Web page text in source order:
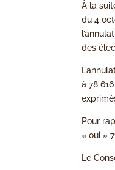
À la
du 4
des
à 78
Pour
« oui »
Le